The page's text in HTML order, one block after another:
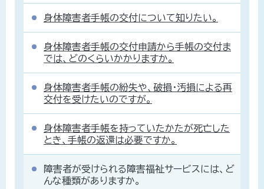
身体障害者手帳の交付について知りたい。
身体障害者手帳の交付申請から手帳の交付ま
では、どのくらいかかりますか。
身体障害者手帳の紛失や、破損・汚損による再
交付を受けたいのですが。
身体障害者手帳を持っていたかたが死亡した
とき、手帳の返還は必要ですか。
障害者が受けられる障害福祉サービスには、ど
んな種類がありますか。